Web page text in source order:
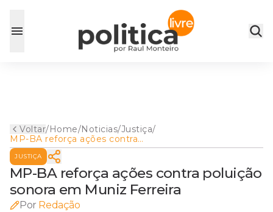
Voltar/Home/Noticias/Justiça/
MP-BA reforça ações contra
poluição sonora em Muniz
Ferreira
JUSTIÇA
MP-BA reforça ações contra poluição
sonora em Muniz Ferreira
Por Redação